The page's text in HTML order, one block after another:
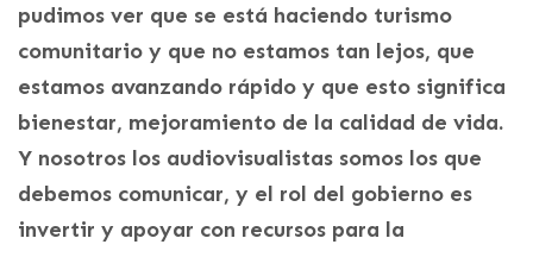
pudimos ver que se está haciendo turismo
comunitario y que no estamos tan lejos, que
estamos avanzando rápido y que esto significa
bienestar, mejoramiento de la calidad de vida.
Y nosotros los audiovisualistas somos los que
debemos comunicar, y el rol del gobierno es
invertir y apoyar con recursos para la